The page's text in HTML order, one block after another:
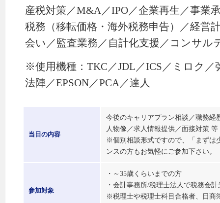
産税対策／M&A／IPO／企業再生／事業
税務（移転価格・海外税務申告）／経営
会い／監査業務／自計化支援／コンサル
※使用機種：TKC／JDL／ICS／ミロク／
法陣／EPSON／PCA／達人
当日の内容
今後のキャリアプラン相談／職務経
人物像／求人情報提供／面接対策 等
※個別相談形式ですので、「まずは
ンスの方もお気軽にご参加下さい。
参加対象
・～35歳くらいまでの方
・会計事務所/税理士法人で税務会
※税理士や税理士科目合格者、日商